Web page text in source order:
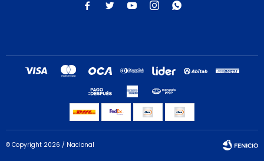
    
© Copyright 2026 / Nacional